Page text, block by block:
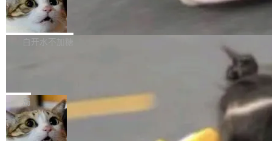
库继续执行。存储库是持久化的唯一真相...
样的次旗舰。 Galaxy Z Fold8 Ultra / Z Fold8 /
Z Flip8三款折叠屏新机均在7月22日发布，且全
部搭载骁龙8 Elite Gen5 for Galaxy，它们本该
ltaDB 的核心思路直接写在 landing page 最显
眼的位置：「Software is made between com
mits」——软件是在 commit 之间写出来的。git
是把这段空隙补上。 回退到任何一次编辑：Delt
aDB 捕获 commit 之间的每一次操作，...
SpaceXAI 单季资本开支达 183 亿美元
根据风险投资人Tomer Tunguz 博客（VC 分
析）披露的最新分析与第二季度业绩报告，Spac
微软同期总资本开支的四成。 与亚马逊、Alpha
bet、微软以及 Meta 等传统科技巨头相比，Spa
ceXAI的资金消耗速度尤为引人瞩目。然而，支
白开水不加糖
一个在终端里运行的编程 agent；Muse Spark
1.2，驱动这个 agent 的新模型。一句话概括：
你可以用 curl -fsSL https://dev.meta.ai/install.
局
美团开源 LoHoSearch，用知识图谱校